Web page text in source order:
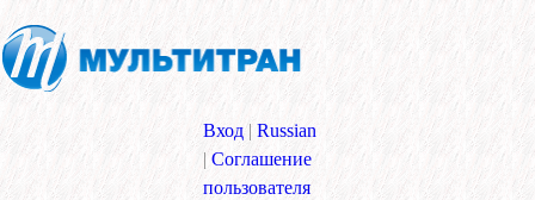
Вход | Russian
| Соглашение
пользователя